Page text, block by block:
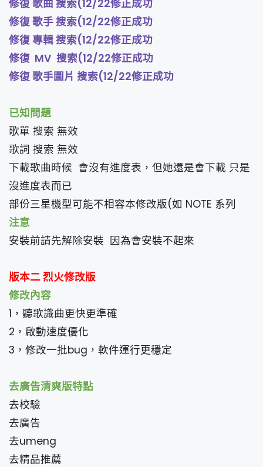
修復 歌曲 搜索(12/22修正成功
修復 歌手 搜索(12/22修正成功
修復 專輯 搜索(12/22修正成功
修復 MV 搜索(12/22修正成功
修復 歌手圖片 搜索(12/22修正成功
已知問題
歌單 搜索 無效
歌詞 搜索 無效
下載歌曲時候 會沒有進度表，但她還是會下載 只是
沒進度表而已
部份三星機型可能不相容本修改版(如 NOTE 系列
注意
安裝前請先解除安裝 因為會安裝不起來
版本二 烈火修改版
修改內容
1，聽歌識曲更快更準確
2，啟動速度優化
3，修改一批bug，軟件運行更穩定
去廣告清爽版特點
去校驗
去廣告
去umeng
去精品推薦